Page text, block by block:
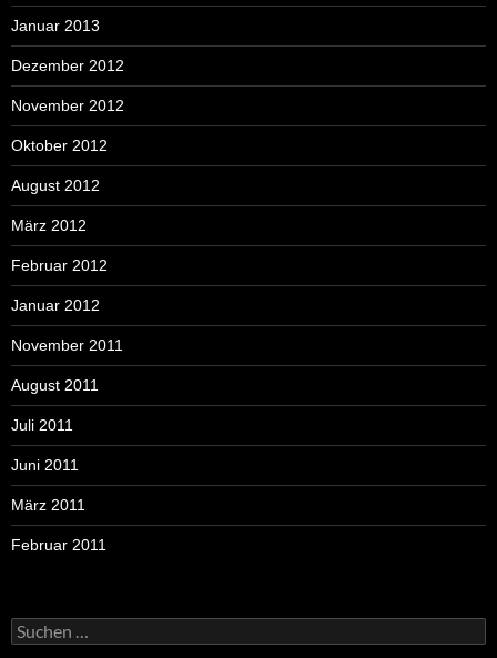
Januar 2013
Dezember 2012
November 2012
Oktober 2012
August 2012
März 2012
Februar 2012
Januar 2012
November 2011
August 2011
Juli 2011
Juni 2011
März 2011
Februar 2011
Suchen
nach: